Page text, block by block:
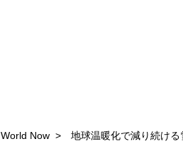
World Now 地球温暖化で減り続け